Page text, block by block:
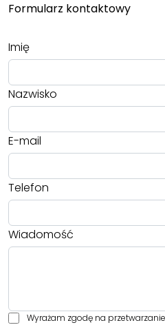
Formularz kontaktowy
Imię
Nazwisko
E-mail
Telefon
Wiadomość
Wyrażam zgodę na